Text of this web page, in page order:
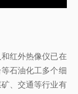
红外热像仪已在
石油化工多个细
、交通等行业有